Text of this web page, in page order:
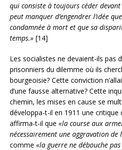
qui consiste à toujours céder
peut manquer d’engendrer l’idée
condamnée à mort et que sa
temps.» [14]
Les socialistes ne devaient-ils pas
prisonniers du dilemme où ils
bourgeoisie? Cette conviction
d’une fausse alternative? Cette
chemin, les mises en cause se
développa-t-il en 1911 une critique
affirma-t-il que «la course aux
nécessairement une aggravation
comme «la guerre ne débouche